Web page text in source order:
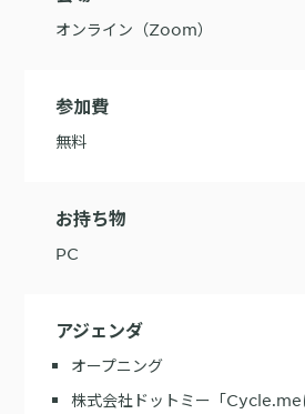
KARTE MessageにおけるLINE配信ユース
オンライン（Zoom）
参加費
無料
お持ち物
PC
アジェンダ
オープニング
株式会社ドットミー「Cycle.me